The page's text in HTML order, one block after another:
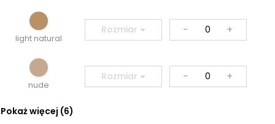
light natural
Rozmiar - +
nude
Rozmiar - +
Pokaż więcej (6)